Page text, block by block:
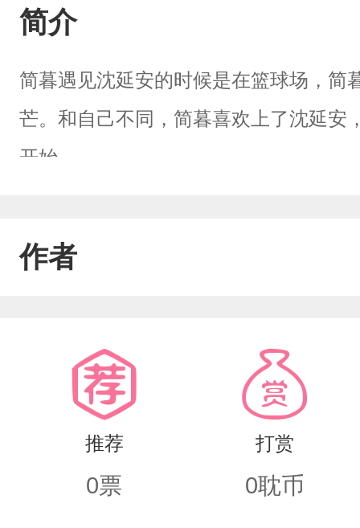
简介
简暮遇见沈延安的时候是在篮球场，简
芒。和自己不同，简暮喜欢上了沈延安
开始。。。
作者
推荐
0票
打赏
0耽币